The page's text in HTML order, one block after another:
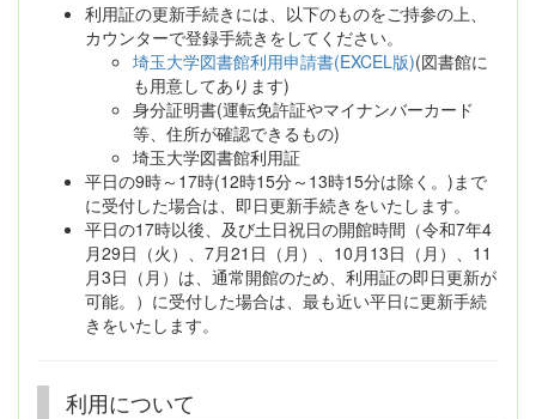
利用証の更新手続きには、以下のものをご持参の上、
カウンターで登録手続きをしてください。
埼玉大学図書館利用申請書(EXCEL版)(図書館に
も用意してあります)
身分証明書(運転免許証やマイナンバーカード
等、住所が確認できるもの)
埼玉大学図書館利用証
平日の9時～17時(12時15分～13時15分は除く。 )まで
に受付した場合は、即日更新手続きをいたします。
平日の17時以後、及び土日祝日の開館時間（令和7年4
月29日（火）、7月21日（月）、10月13日（月）、11
月3日（月）は、通常開館のため、利用証の即日更新が
可能。）に受付した場合は、最も近い平日に更新手続
きをいたします。
利用について